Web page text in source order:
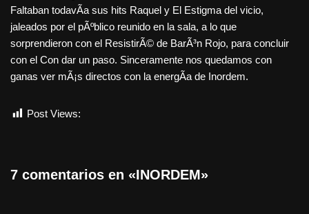
Faltaban todavÃ­a sus hits Raquel y El Estigma del vicio,
jaleados por el pÃºblico reunido en la sala, a lo que
sorprendieron con el ResistirÃ© de BarÃ³n Rojo, para concluir
con el Con dar un paso. Sinceramente nos quedamos con
ganas ver mÃ¡s directos con la energÃ­a de Inordem.
Post Views:
7 comentarios en «INORDEM»